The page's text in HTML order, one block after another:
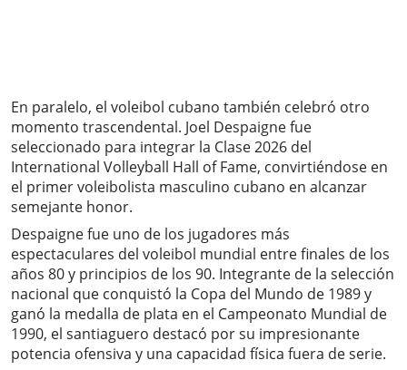
En paralelo, el voleibol cubano también celebró otro
momento trascendental. Joel Despaigne fue
seleccionado para integrar la Clase 2026 del
International Volleyball Hall of Fame, convirtiéndose en
el primer voleibolista masculino cubano en alcanzar
semejante honor.
Despaigne fue uno de los jugadores más
espectaculares del voleibol mundial entre finales de los
años 80 y principios de los 90. Integrante de la selección
nacional que conquistó la Copa del Mundo de 1989 y
ganó la medalla de plata en el Campeonato Mundial de
1990, el santiaguero destacó por su impresionante
potencia ofensiva y una capacidad física fuera de serie.